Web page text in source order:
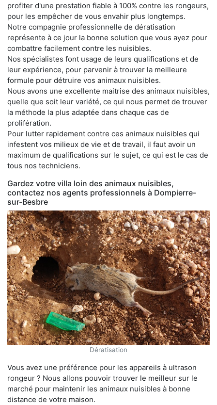
profiter d'une prestation fiable à 100% contre les rongeurs,
pour les empêcher de vous envahir plus longtemps.
Notre compagnie professionnelle de dératisation
représente à ce jour la bonne solution que vous ayez pour
combattre facilement contre les nuisibles.
Nos spécialistes font usage de leurs qualifications et de
leur expérience, pour parvenir à trouver la meilleure
formule pour détruire vos animaux nuisibles.
Nous avons une excellente maitrise des animaux nuisibles,
quelle que soit leur variété, ce qui nous permet de trouver
la méthode la plus adaptée dans chaque cas de
prolifération.
Pour lutter rapidement contre ces animaux nuisibles qui
infestent vos milieux de vie et de travail, il faut avoir un
maximum de qualifications sur le sujet, ce qui est le cas de
tous nos techniciens.
Gardez votre villa loin des animaux nuisibles,
contactez nos agents professionnels à Dompierre-
sur-Besbre
Dératisation
Vous avez une préférence pour les appareils à ultrason
rongeur ? Nous allons pouvoir trouver le meilleur sur le
marché pour maintenir les animaux nuisibles à bonne
distance de votre maison.